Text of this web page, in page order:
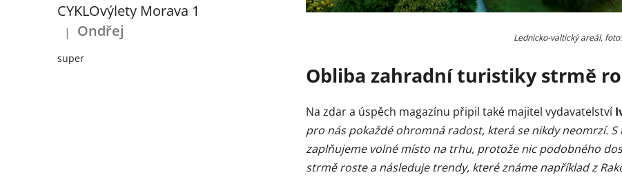
CYKLOvýlety Morava 1
Hodnocení produktu je 5 z 5 hvězdiček.
| Ondřej
super
Lednicko-valtický areál,
Obliba zahradní turistiky strmě
Na zdar a úspěch magazínu připil také majitel vydavatelství
pro nás pokaždé ohromná radost, která se nikdy neomrzí. S
zaplňujeme volné místo na trhu, protože nic podobného
strmě roste a následuje trendy, které známe například z